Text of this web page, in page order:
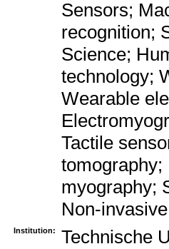
Sensors;
recognition;
Science;
technology;
Wearable
Tactile
tomography;
myography;
Non-
Institution: Technische